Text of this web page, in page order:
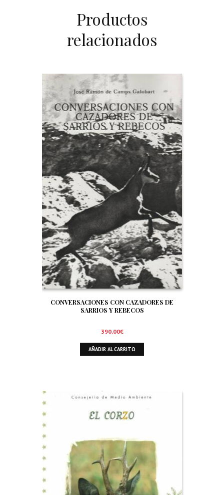
Productos
relacionados
CONVERSACIONES CON CAZADORES DE
SARRIOS Y REBECOS
390,00€
AÑADIR AL CARRITO